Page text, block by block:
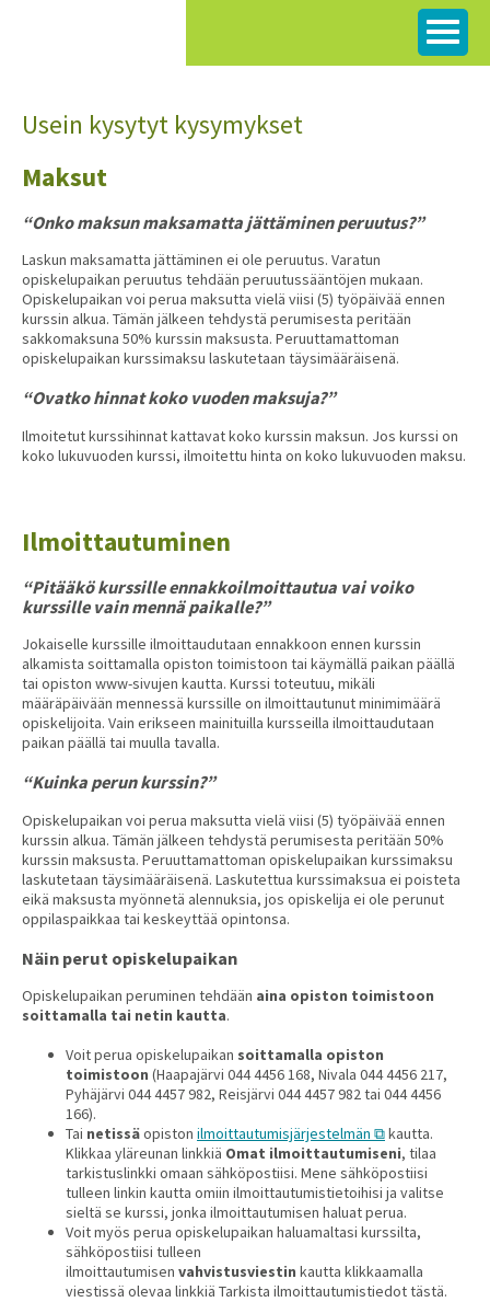
Usein kysytyt kysymykset
Maksut
“Onko maksun maksamatta jättäminen peruutus?”
Laskun maksamatta jättäminen ei ole peruutus. Varatun
opiskelupaikan peruutus tehdään peruutussääntöjen mukaan.
Opiskelupaikan voi perua maksutta vielä viisi (5) työpäivää ennen
kurssin alkua. Tämän jälkeen tehdystä perumisesta peritään
sakkomaksuna 50% kurssin maksusta. Peruuttamattoman
opiskelupaikan kurssimaksu laskutetaan täysimääräisenä.
“Ovatko hinnat koko vuoden maksuja?”
Ilmoitetut kurssihinnat kattavat koko kurssin maksun. Jos kurssi on
koko lukuvuoden kurssi, ilmoitettu hinta on koko lukuvuoden maksu.
Ilmoittautuminen
“Pitääkö kurssille ennakkoilmoittautua vai voiko
kurssille vain mennä paikalle?”
Jokaiselle kurssille ilmoittaudutaan ennakkoon ennen kurssin
alkamista soittamalla opiston toimistoon tai käymällä paikan päällä
tai opiston www-sivujen kautta. Kurssi toteutuu, mikäli
määräpäivään mennessä kurssille on ilmoittautunut minimimäärä
opiskelijoita. Vain erikseen mainituilla kursseilla ilmoittaudutaan
paikan päällä tai muulla tavalla.
“Kuinka perun kurssin?”
Opiskelupaikan voi perua maksutta vielä viisi (5) työpäivää ennen
kurssin alkua. Tämän jälkeen tehdystä perumisesta peritään 50%
kurssin maksusta. Peruuttamattoman opiskelupaikan kurssimaksu
laskutetaan täysimääräisenä. Laskutettua kurssimaksua ei poisteta
eikä maksusta myönnetä alennuksia, jos opiskelija ei ole perunut
oppilaspaikkaa tai keskeyttää opintonsa.
Näin perut opiskelupaikan
Opiskelupaikan peruminen tehdään aina opiston toimistoon
soittamalla tai netin kautta.
Voit perua opiskelupaikan soittamalla opiston
toimistoon (Haapajärvi 044 4456 168, Nivala 044 4456 217,
Pyhäjärvi 044 4457 982, Reisjärvi 044 4457 982 tai 044 4456
166).
Tai netissäopiston ilmoittautumisjärjestelmän
kautta.
Klikkaa yläreunan linkkiä Omat ilmoittautumiseni, tilaa
tarkistuslinkki omaan sähköpostiisi. Mene sähköpostiisi
tulleen linkin kautta omiin ilmoittautumistietoihisi ja valitse
sieltä se kurssi, jonka ilmoittautumisen haluat perua.
Voit myös perua opiskelupaikan haluamaltasi kurssilta,
sähköpostiisi tulleen
ilmoittautumisen vahvistusviestin kautta klikkaamalla
viestissä olevaa linkkiä Tarkista ilmoittautumistiedot tästä.